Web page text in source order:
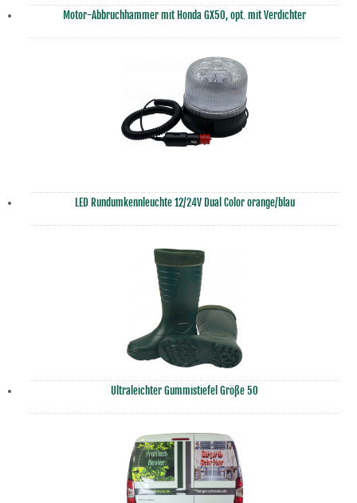
Motor-Abbruchhammer mit Honda GX50, opt. mit Verdichter
LED Rundumkennleuchte 12/24V Dual Color orange/blau
Ultraleichter Gummistiefel Größe 50